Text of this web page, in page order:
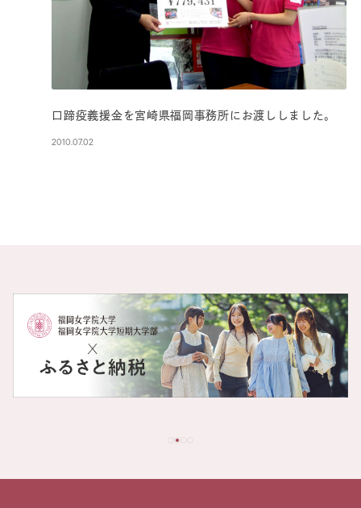
口蹄疫義援金を宮崎県福岡事務所にお渡ししました。
2010.07.02